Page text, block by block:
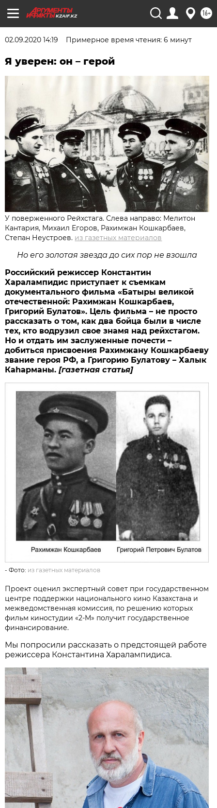
KZAIF.KZ 16+
02.09.2020 14:19 Примерное время чтения: 6 минут
Я уверен: он – герой
У поверженного Рейхстага. Слева направо: Мелитон
Кантария, Михаил Егоров, Рахимжан Кошкарбаев,
Степан Неустроев. из газетных материалов
Но его золотая звезда до сих пор не взошла
Российский режиссер Константин
Харалампидис приступает к съемкам
документального фильма «Батыры великой
отечественной: Рахимжан Кошкарбаев,
Григорий Булатов». Цель фильма – не просто
рассказать о том, как два бойца были в числе
тех, кто водрузил свое знамя над рейхстагом.
Но и отдать им заслуженные почести –
добиться присвоения Рахимжану Кошкарбаеву
звание героя РФ, а Григорию Булатову – Халык
Каһарманы.[газетная статья]
- Фото: из газетных материалов
Проект оценил экспертный совет при государственном
центре поддержки национального кино Казахстана и
межведомственная комиссия, по решению которых
фильм киностудии «2-М» получит государственное
финансирование.
Мы попросили рассказать о предстоящей работе
режиссера Константина Харалампидиса.